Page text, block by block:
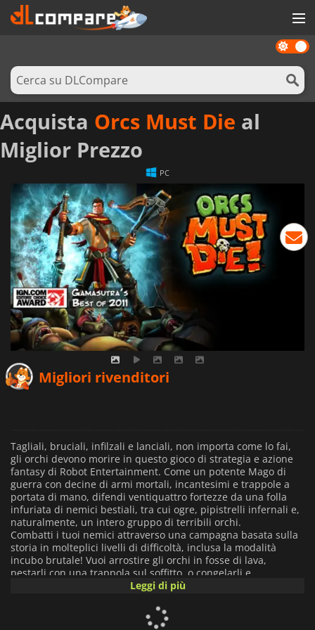
PREPAGATE
SOFTWARE
REWARDS
HARDWARE
NOTIZIE
Dark
mode
Acquista Orcs Must Die al
Miglior Prezzo
PC
Migliori rivenditori
Tagliali, bruciali, infilzali e lanciali, non importa come lo fai,
gli orchi devono morire in questo gioco di strategia e azione
fantasy di Robot Entertainment. Come un potente Mago di
guerra con decine di armi mortali, incantesimi e trappole a
portata di mano, difendi ventiquattro fortezze da una folla
infuriata di nemici bestiali, tra cui ogre, pipistrelli infernali e,
naturalmente, un intero gruppo di terribili orchi.
Combatti i tuoi nemici attraverso una campagna basata sulla
storia in molteplici livelli di difficoltà, inclusa la modalità
incubo brutale! Vuoi arrostire gli orchi in fosse di lava,
pestarli con una trappola sul soffitto, o congelarli e
frantumarli con uno squarcio? Non ha importanza quali armi
micidiale! 24 fortezze da difendere, passaggi tortuosi, alte
torri e ampie camere aperte hanno bisogno di un mago di
Leggi di più